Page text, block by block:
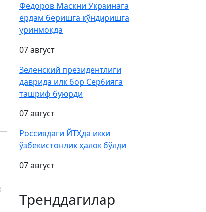
Фёдоров Маскни Украинага
ёрдам беришга кўндиришга
уринмоқда
07 август
Зеленский президентлиги
даврида илк бор Сербияга
ташриф буюрди
07 август
Россиядаги ЙТҲда икки
ўзбекистонлик ҳалок бўлди
07 август
Тренддагилар